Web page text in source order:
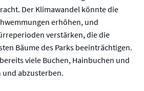
Der Klimawandel könnte die
erhöhen, und
verstärken, die die
Bäume des Parks beeinträchtigen.
viele Buchen, Hainbuchen und
und abzusterben.